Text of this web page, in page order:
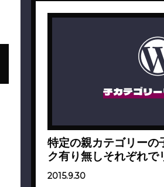
子カテゴリ
特定の親カテゴリーの
ク有り無しそれぞれで
2015.9.30